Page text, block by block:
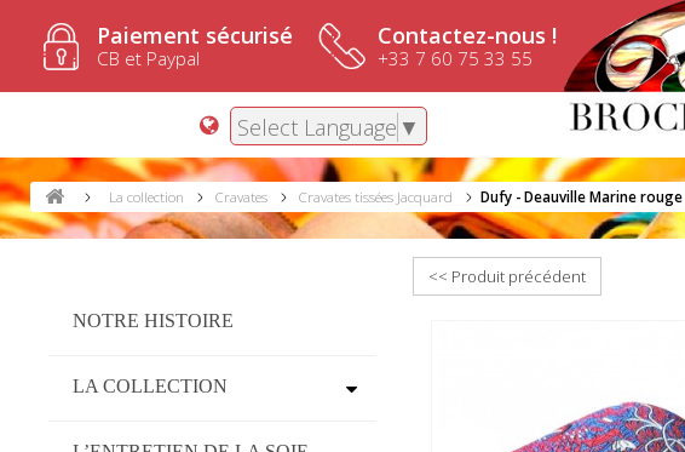
Paiement sécurisé
CB et Paypal
Contactez-nous !
+33 7 60 75 33 55
Select Language ▼
La collection Cravates Cravates tissées Jacquard Dufy - Deauville Marine rouge
NOTRE HISTOIRE
LA COLLECTION
<< Produit précédent